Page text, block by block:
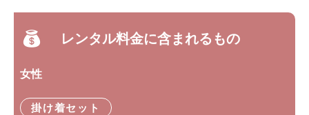
レンタル料金に含まれるもの
女性
掛け着セット